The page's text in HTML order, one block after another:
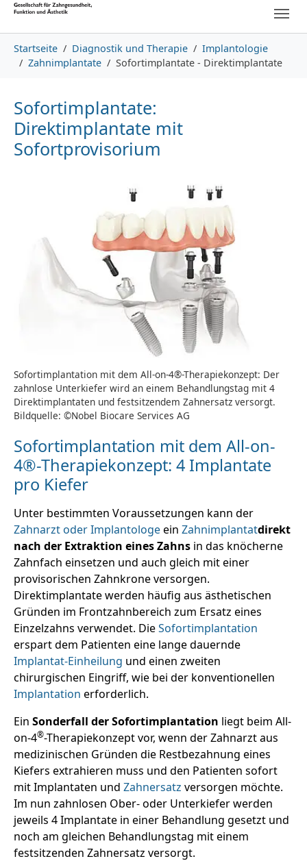
Skip to main content
Skip to page footer
Startseite Diagnostik und Therapie
Implantologie
Zahnimplantate
Sofortimplantate - Direktimplantate
Sofortimplantate:
Direktimplantate mit
Sofortprovisorium
Sofortimplantation mit dem All-on-4®-Therapiekonzept: Der
zahnlose Unterkiefer wird an einem Behandlungstag mit 4
Direktimplantaten und festsitzendem Zahnersatz versorgt.
Bildquelle: ©Nobel Biocare Services AG
Sofortimplantation mit dem All-on-
4®-Therapiekonzept: 4 Implantate
pro Kiefer
Unter bestimmten Voraussetzungen kann der
Zahnarzt oder Implantologeein Zahnimplantatdirekt
nach der Extraktion eines Zahns in das knöcherne
Zahnfach einsetzen und auch gleich mit einer
provisorischen Zahnkrone versorgen.
Direktimplantate werden häufig aus ästhetischen
Gründen im Frontzahnbereich zum Ersatz eines
Einzelzahns verwendet. DieSofortimplantation
erspart dem Patienten eine lange dauernde
Implantat-Einheilung und einen zweiten
chirurgischen Eingriff, wie bei der konventionellen
Implantation erforderlich.
Ein Sonderfall der Sofortimplantation liegt beim All-
on-4®-Therapiekonzept vor, wenn der Zahnarzt aus
medizinischen Gründen die Restbezahnung eines
Kiefers extrahieren muss und den Patienten sofort
mit Implantaten und Zahnersatz versorgen möchte.
Im nun zahnlosen Ober- oder Unterkiefer werden
jeweils 4 Implantate in einer Behandlung gesetzt und
noch am gleichen Behandlungstag mit einem
festsitzenden Zahnersatz versorgt.